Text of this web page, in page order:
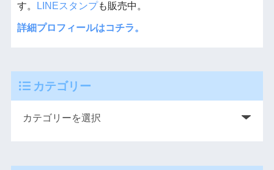
す。
LINEスタンプも販売中。
詳細プロフィールはコチラ。
カテゴリー